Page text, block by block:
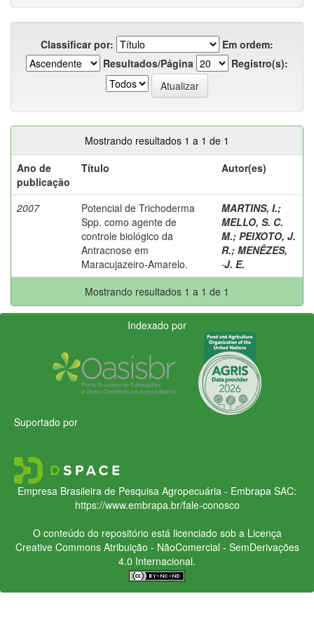
Classificar por:
Em ordem:
Resultados/Página
Registro(s):
Mostrando resultados 1 a 1 de 1
Ano de
publicação
Título Autor(es)
2007
Potencial de Trichoderma
Spp. como agente de
controle biológico da
Antracnose em
Maracujazeiro-Amarelo.
MARTINS, I.;
MELLO, S. C.
M.; PEIXOTO, J.
R.; MENÊZES,
·J. E.
Mostrando resultados 1 a 1 de 1
Indexado por
Suportado por
Empresa Brasileira de Pesquisa Agropecuária - Embrapa SAC:
https://www.embrapa.br/fale-conosco
O conteúdo do repositório está licenciado sob a Licença
Creative CommonsAtribuição - NãoComercial - SemDerivações
4.0 Internacional.